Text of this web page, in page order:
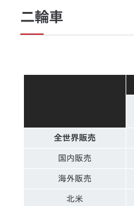
二輪車
全世界販売
国内販売
海外販売
北米